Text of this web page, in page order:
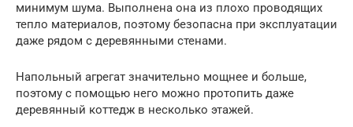
минимум шума. Выполнена она из плохо проводящих
тепло материалов, поэтому безопасна при эксплуатации
даже рядом с деревянными стенами.
Напольный агрегат значительно мощнее и больше,
поэтому с помощью него можно протопить даже
деревянный коттедж в несколько этажей.